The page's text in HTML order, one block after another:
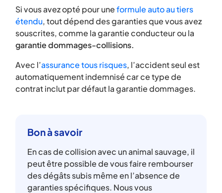
Si vous avez opté pour uneformule auto au tiers
étendu, tout dépend des garanties que vous avez
souscrites, comme la garantie conducteur ou la
garantie dommages-collisions.
Avec l’assurance tous risques, l’accident seul est
automatiquement indemnisé car ce type de
contrat inclut par défaut la garantie dommages.
Bon à savoir
En cas de collision avec un animal sauvage, il
peut être possible de vous faire rembourser
des dégâts subis même en l’absence de
garanties spécifiques. Nous vous